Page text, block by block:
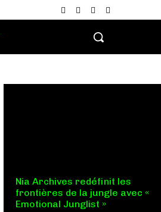
Nia Archives redéfinit les
frontières de la jungle avec «
Emotional Junglist »